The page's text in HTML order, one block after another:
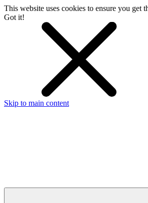
This website uses cookies to ensure you get
Got it!
Skip to main content